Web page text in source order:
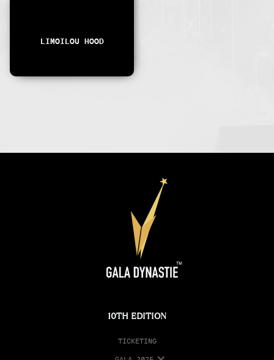
LIMOILOU HOOD
10TH EDITION
TICKETING